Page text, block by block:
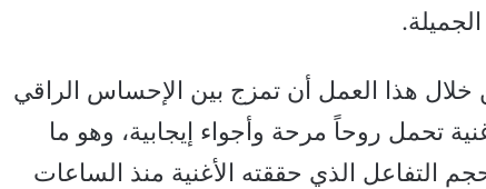
هذا العمل أن تمزج بين الإحساس الراقي
تحمل روحاً مرحة وأجواء إيجابية، وهو ما
الذي حققته الأغنية منذ الساعات